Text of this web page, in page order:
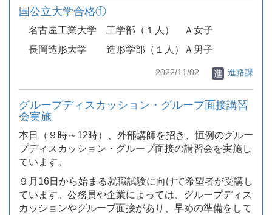
国公立大学合格①
名古屋工業大学 工学部（１人） Ａ女子
長岡造形大学 造形学部（１人）Ａ男子
2022/11/02 進路課
グループディスカッション・グループ面接講習
会実施
本日（９時～12時）、外部講師を招き、恒例のグルー
プディスカッション・グループ面接の講習会を実施し
ています。
９月16日から始まる就職試験に向けて希望者が受講し
ています。公務員や企業によっては、グループディス
カッションやグループ面接があり、早めの準備をして